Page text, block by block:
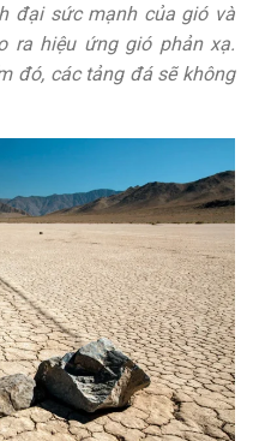
đại sức mạnh của gió và
ra hiệu ứng gió phản xạ.
đó, các tảng đá sẽ không